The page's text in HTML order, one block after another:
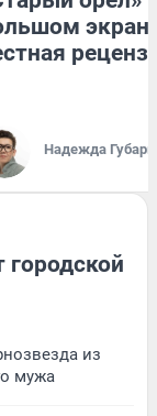
Надежда Губарь
городской
из
мужа